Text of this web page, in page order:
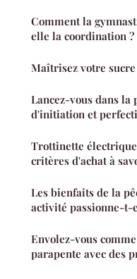
Comment la
elle la coordination ?
Maîtrisez votre
Lancez-vous dans la
d'initiation et
Trottinette
critères d'achat à
Les bienfaits de la
activité passionne-t-
Envolez-vous
parapente avec des